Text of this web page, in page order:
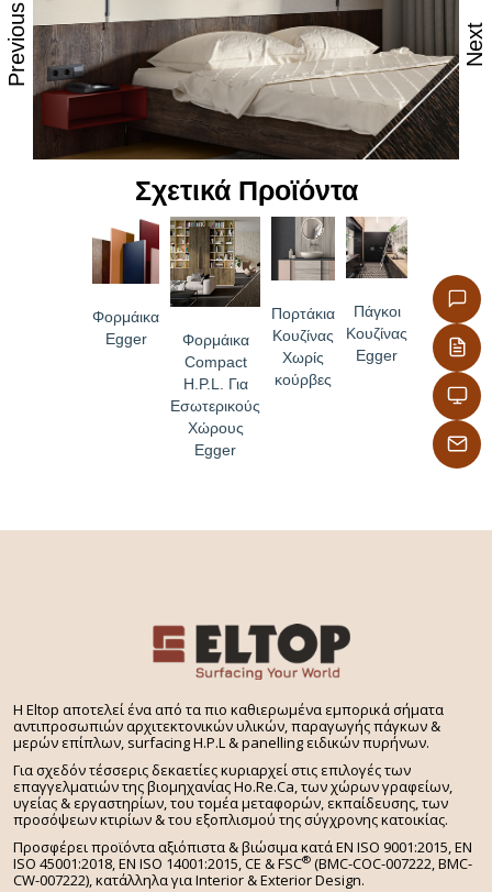
– Δυνατότητα εύκολου καθημερινού καθαρισμού
– Επιφάνεια απόλυτα υγιεινή
– Υψηλή αντοχή στον αποχρωματισμό και το
θάμπωμα
– Υψηλή αντοχή στα χημικά
– Υψηλή αισθητική, υφή και αφή
Previous Next
Σχετικά Προϊόντα
Φορμάικα
Egger
Φορμάικα
Compact
H.P.L. Για
Εσωτερικούς
Χώρους
Egger
Πορτάκια
Κουζίνας
Χωρίς
κούρβες
Πάγκοι
Κουζίνας
Egger
H Eltop αποτελεί ένα από τα πιο καθιερωμένα εμπορικά σήματα
αντιπροσωπιών αρχιτεκτονικών υλικών, παραγωγής πάγκων &
μερών επίπλων, surfacing H.P.L & panelling ειδικών πυρήνων.
Για σχεδόν τέσσερις δεκαετίες κυριαρχεί στις επιλογές των
επαγγελματιών της βιομηχανίας Ho.Re.Ca, των χώρων γραφείων,
υγείας & εργαστηρίων, του τομέα μεταφορών, εκπαίδευσης, των
προσόψεων κτιρίων & του εξοπλισμού της σύγχρονης κατοικίας.
Προσφέρει προϊόντα αξιόπιστα & βιώσιμα κατά EN ISO 9001:2015, EN
ISO 45001:2018, EN ISO 14001:2015,CE & FSC® (BMC-COC-007222, BMC-
CW-007222), κατάλληλα για Interior & Exterior Design.